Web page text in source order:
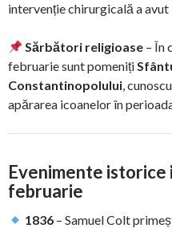
intervenție chirurgicală a
Sărbători religioase – În
februarie sunt pomeniți
Constantinopolului,
apărarea icoanelor în
Evenimente
februarie
1836 – Samuel Colt